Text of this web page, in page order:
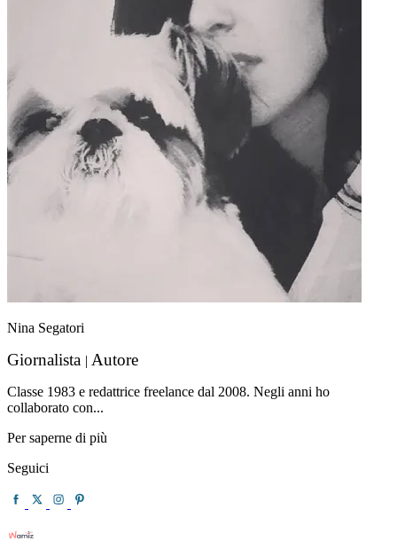
Nina Segatori
Giornalista | Autore
Classe 1983 e redattrice freelance dal 2008. Negli anni ho
collaborato con...
Per saperne di più
Seguici